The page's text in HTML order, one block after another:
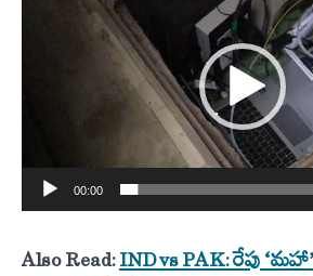
Player
00:00
Also Read:IND vs PAK: రేపు